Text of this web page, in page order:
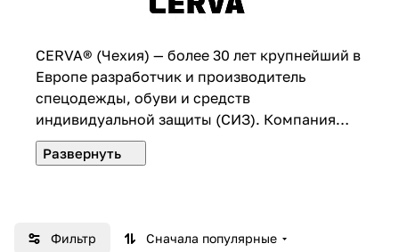
CERVA® (Чехия) — более 30 лет крупнейший в
Европе разработчик и производитель
спецодежды, обуви и средств
индивидуальной защиты (СИЗ). Компания
выросла из локального бизнеса до
известного бренда в Чехии и за её
защиту и безопасность во время работы.
Фильтр Сначала популярные